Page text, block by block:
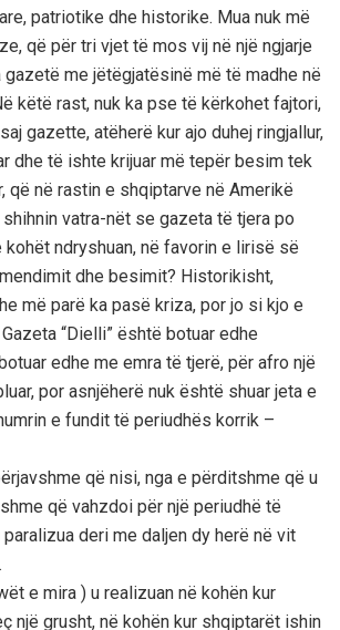
patriotike dhe historike. Mua nuk më
që për tri vjet të mos vij në një ngjarje
me jëtëgjatësinë më të madhe në
këtë rast, nuk ka pse të kërkohet fajtori,
gazette, atëherë kur ajo duhej ringjallur,
dhe të ishte krijuar më tepër besim tek
që në rastin e shqiptarve në Amerikë
shihnin vatra-nët se gazeta të tjera po
ndryshuan, në favorin e lirisë së
dhe besimit? Historikisht,
më parë ka pasë kriza, por jo si kjo e
“Dielli” është botuar edhe
edhe me emra të tjerë, për afro një
por asnjëherë nuk është shuar jeta e
e fundit të periudhës korrik –
që nisi, nga e përditshme që u
që vahzdoi për një periudhë të
deri me daljen dy herë në vit
e mira ) u realizuan në kohën kur
një grusht, në kohën kur shqiptarët ishin